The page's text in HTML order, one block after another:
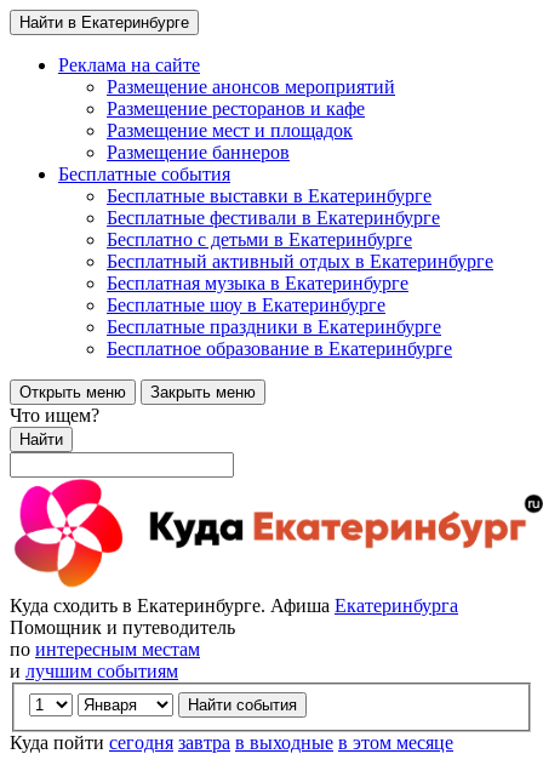
Найти в Екатеринбурге
Реклама на сайте
Размещение анонсов мероприятий
Размещение ресторанов и кафе
Размещение мест и площадок
Размещение баннеров
Бесплатные события
Бесплатные выставки в Екатеринбурге
Бесплатные фестивали в Екатеринбурге
Бесплатно с детьми в Екатеринбурге
Бесплатный активный отдых в Екатеринбурге
Бесплатная музыка в Екатеринбурге
Бесплатные шоу в Екатеринбурге
Бесплатные праздники в Екатеринбурге
Бесплатное образование в Екатеринбурге
Открыть меню Закрыть меню
Что ищем?
Найти
Куда сходить в Екатеринбурге. Афиша Екатеринбурга
Помощник и путеводитель
по интересным местам
и лучшим событиям
Куда пойти сегодня завтра в выходные в этом месяце